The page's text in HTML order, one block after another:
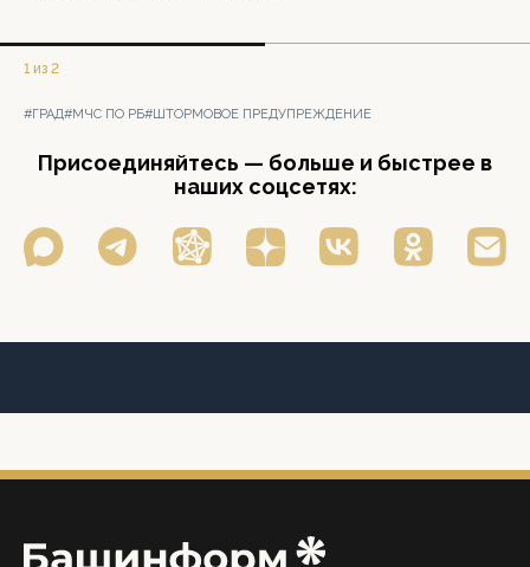
1 из 2
#ГРАД#МЧС ПО РБ#ШТОРМОВОЕ ПРЕДУПРЕЖДЕНИЕ
Присоединяйтесь — больше и быстрее в
наших соцсетях: